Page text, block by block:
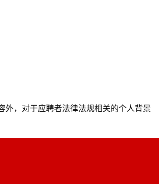
外，对于应聘者法律法规相关的个人背景